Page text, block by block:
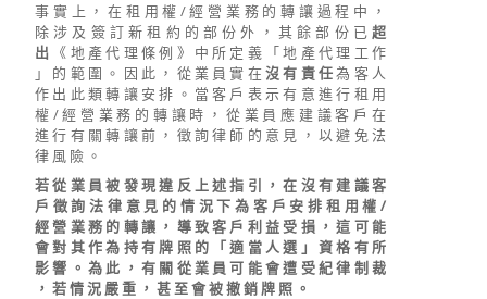
事 實 上 ， 在 租 用 權 / 經 營 業 務 的 轉 讓 過 程 中 ，
除 涉 及 簽 訂 新 租 約 的 部 份 外 ， 其 餘 部 份 已 超
出 《 地 產 代 理 條 例 》 中 所 定 義 「 地 產 代 理 工 作
」 的 範 圍 。 因 此 ， 從 業 員 實 在沒 有 責 任為 客 人
作 出 此 類 轉 讓 安 排 。 當 客 戶 表 示 有 意 進 行 租 用
權 / 經 營 業 務 的 轉 讓 時 ， 從 業 員 應 建 議 客 戶 在
進 行 有 關 轉 讓 前 ， 徵 詢 律 師 的 意 見 ， 以 避 免 法
律 風 險 。
若 從 業 員 被 發 現 違 反 上 述 指 引 ， 在 沒 有 建 議 客
戶 徵 詢 法 律 意 見 的 情 況 下 為 客 戶 安 排 租 用 權 /
經 營 業 務 的 轉 讓 ， 導 致 客 戶 利 益 受 損 ， 這 可 能
會 對 其 作 為 持 有 牌 照 的 「 適 當 人 選 」 資 格 有 所
影 響 。 為 此 ， 有 關 從 業 員 可 能 會 遭 受 紀 律 制 裁
， 若 情 況 嚴 重 ， 甚 至 會 被 撤 銷 牌 照 。